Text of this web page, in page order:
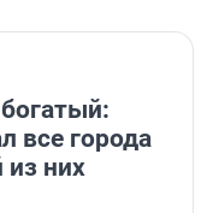
все города
них